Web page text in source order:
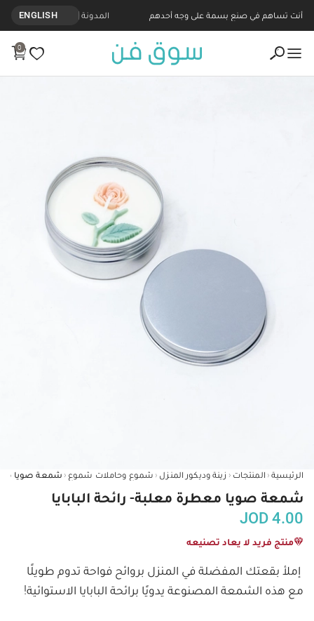
أنت تساهم في صنع بسمة على وجه أحدهم المدونة ENGLISH
0
الرئيسية ‹ المنتجات ‹ زينة وديكور المنزل ‹ شموع وحاملات شموع ‹
شمعة صويا معطرة معلبة- رائحة البابايا
JOD4.00
منتج فريد لا يعاد تصنيعه
إملأ بقعتك المفضلة في المنزل بروائح فواحة تدوم طويلًا